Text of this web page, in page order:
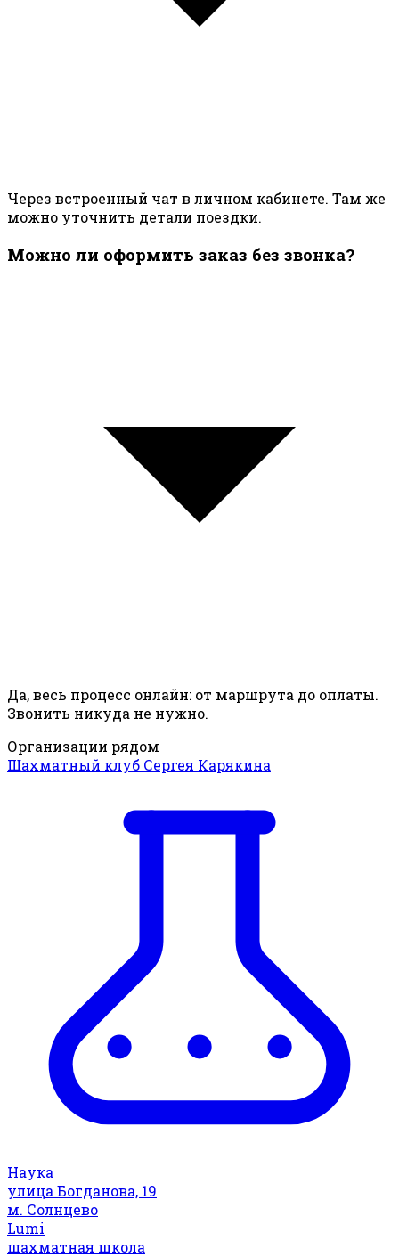
Через встроенный чат в личном кабинете. Там же
можно уточнить детали поездки.
Можно ли оформить заказ без звонка?
Да, весь процесс онлайн: от маршрута до оплаты.
Звонить никуда не нужно.
Организации рядом
Шахматный клуб Сергея Карякина
Наука
улица Богданова, 19
м. Солнцево
Lumi
шахматная школа